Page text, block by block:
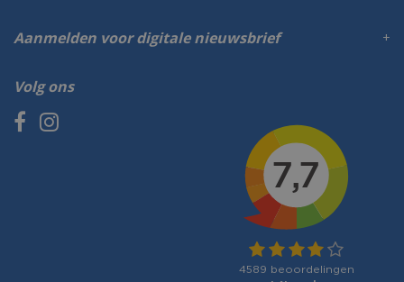
Volg ons
Aanmelden voor digitale nieuwsbrief